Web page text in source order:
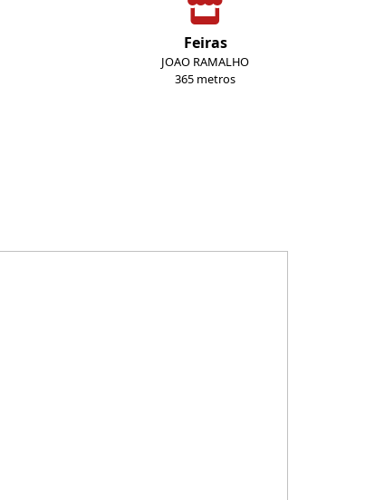
Feiras
JOAO RAMALHO
365 metros